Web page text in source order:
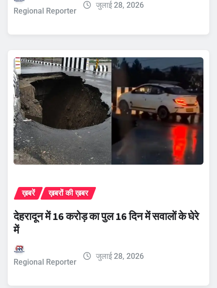
Regional Reporter
जुलाई 28, 2026
ख़बरें ख़बरों की ख़बर
देहरादून में 16 करोड़ का पुल 16 दिन में सवालों के घेरे
में
Regional Reporter
जुलाई 28, 2026